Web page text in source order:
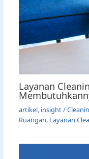
Layanan
artikel, insight/
Ruangan, Layanan